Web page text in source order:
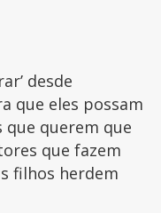
desde
que eles possam
que querem que
que fazem
filhos herdem